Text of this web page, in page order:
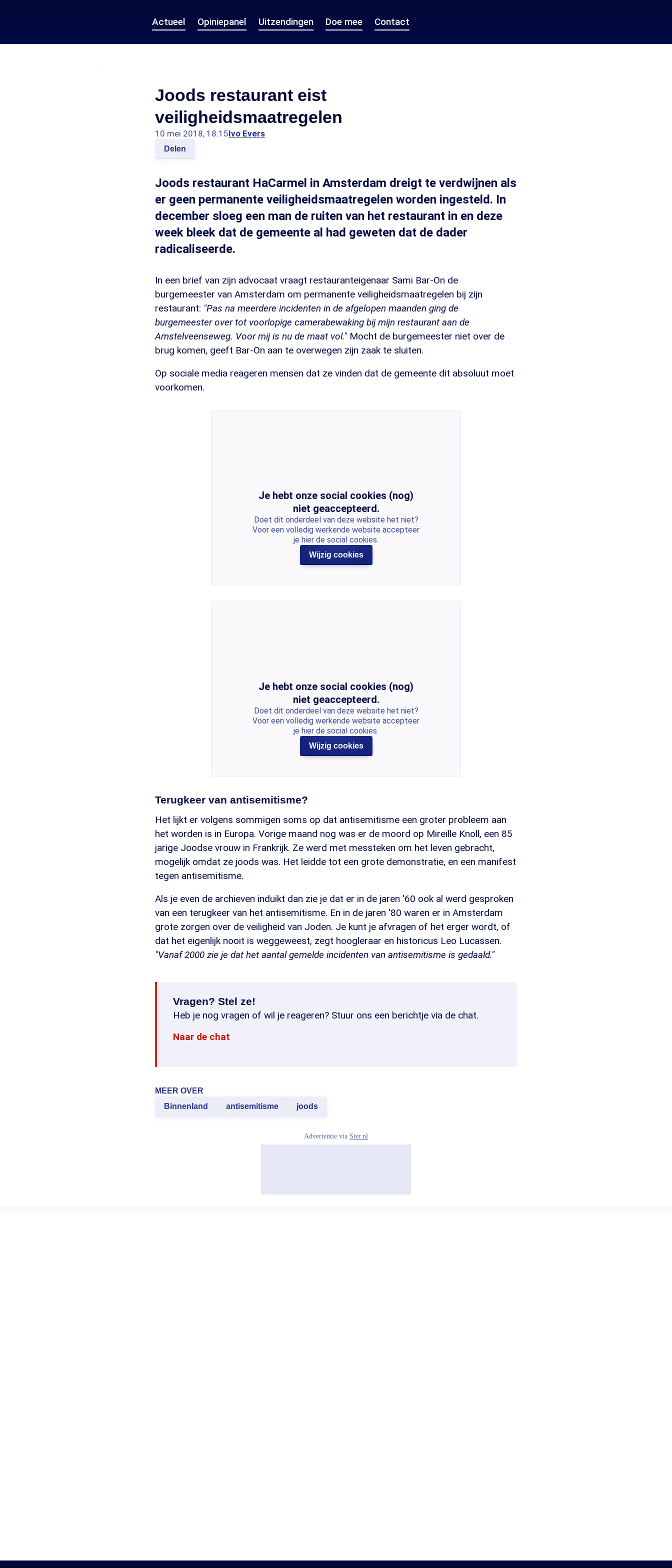
Actueel Opiniepanel Uitzendingen Doe mee Contact
Joods restaurant eist
veiligheidsmaatregelen
10 mei 2018, 18:15Ivo Evers
Delen
Joods restaurant HaCarmel in Amsterdam dreigt te verdwijnen als
er geen permanente veiligheidsmaatregelen worden ingesteld. In
december sloeg een man de ruiten van het restaurant in en deze
week bleek dat de gemeente al had geweten dat de dader
radicaliseerde.
In een brief van zijn advocaat vraagt restauranteigenaar Sami Bar-On de
burgemeester van Amsterdam om permanente veiligheidsmaatregelen bij zijn
restaurant: "Pas na meerdere incidenten in de afgelopen maanden ging de
burgemeester over tot voorlopige camerabewaking bij mijn restaurant aan de
Amstelveenseweg. Voor mij is nu de maat vol." Mocht de burgemeester niet over de
brug komen, geeft Bar-On aan te overwegen zijn zaak te sluiten.
Op sociale media reageren mensen dat ze vinden dat de gemeente dit absoluut moet
voorkomen.
Je hebt onze social cookies (nog)
niet geaccepteerd.
Doet dit onderdeel van deze website het niet?
Voor een volledig werkende website accepteer
je hier de social cookies.
Wijzig cookies
Je hebt onze social cookies (nog)
niet geaccepteerd.
Doet dit onderdeel van deze website het niet?
Voor een volledig werkende website accepteer
je hier de social cookies.
Wijzig cookies
Terugkeer van antisemitisme?
Het lijkt er volgens sommigen soms op dat antisemitisme een groter probleem aan
het worden is in Europa. Vorige maand nog was er de moord op Mireille Knoll, een 85
jarige Joodse vrouw in Frankrijk. Ze werd met messteken om het leven gebracht,
mogelijk omdat ze joods was. Het leidde tot een grote demonstratie, en een manifest
tegen antisemitisme.
Als je even de archieven induikt dan zie je dat er in de jaren '60 ook al werd gesproken
van een terugkeer van het antisemitisme. En in de jaren '80 waren er in Amsterdam
grote zorgen over de veiligheid van Joden. Je kunt je afvragen of het erger wordt, of
dat het eigenlijk nooit is weggeweest, zegt hoogleraar en historicus Leo Lucassen.
"Vanaf 2000 zie je dat het aantal gemelde incidenten van antisemitisme is gedaald."
Vragen? Stel ze!
Heb je nog vragen of wil je reageren? Stuur ons een berichtje via de chat.
Naar de chat
MEER OVER
Binnenland
antisemitisme joods
Advertentie via Ster.nl